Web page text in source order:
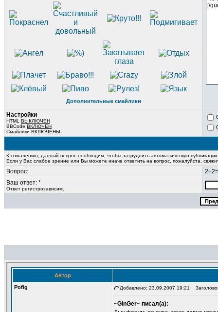
Дополнительные смайлики
Настройки
HTML ВЫКЛЮЧЕН
BBCode ВКЛЮЧЕН
Смайлики ВКЛЮЧЕНЫ
К сожалению, данный вопрос необходим, чтобы затруднить автоматическую
Если у Вас слабое зрение или Вы можете иначе ответить на вопрос, пожалуйста,
Вопрос:
Ваш ответ: *
Ответ регистрозависим.